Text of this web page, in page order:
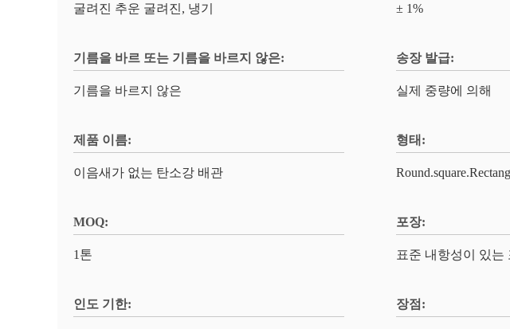
굴려진 추운 굴려진, 냉기 ± 1%
기름을 바르 또는 기름을 바르지 않은:
기름을 바르지 않은
송장 발급:
실제 중량에 의해
제품 이름:
이음새가 없는 탄소강 배관
형태:
MOQ:
1톤
포장:
표준 내항성이 있는
인도 기한: 장점: